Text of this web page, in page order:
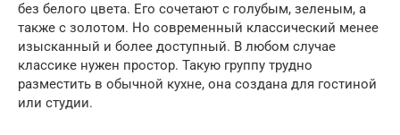
без белого цвета. Его сочетают с голубым, зеленым, а
также с золотом. Но современный классический менее
изысканный и более доступный. В любом случае
классике нужен простор. Такую группу трудно
разместить в обычной кухне, она создана для гостиной
или студии.